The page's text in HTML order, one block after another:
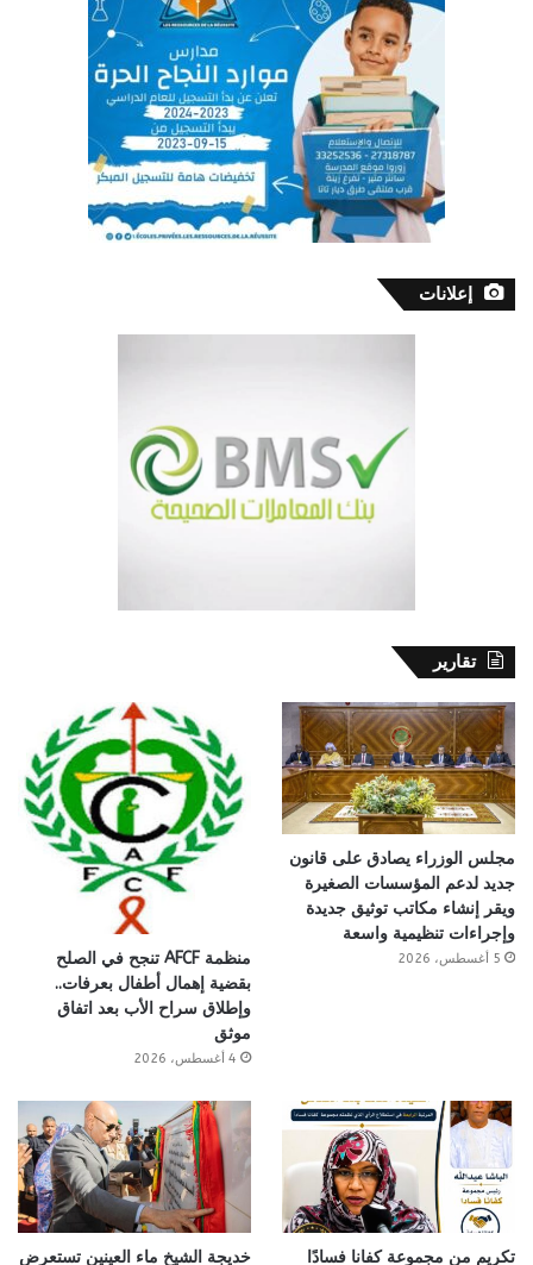
إعلانات
تقارير
مجلس الوزراء يصادق على قانون
جديد لدعم المؤسسات الصغيرة
ويقر إنشاء مكاتب توثيق جديدة
وإجراءات تنظيمية واسعة
5 أغسطس، 2026
منظمة AFCF تنجح في الصلح
بقضية إهمال أطفال بعرفات..
وإطلاق سراح الأب بعد اتفاق
موثق
4 أغسطس، 2026
تكريم من مجموعة كفانا فسادًا
خديجة الشيخ ماء العينين تستعرض